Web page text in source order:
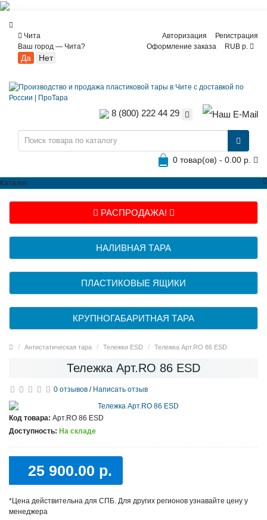
Чита
Ваш город — Чита?
Авторизация
Регистрация
Оформление заказа
RUB р.
8 (800) 222 44 29
0 товар(ов) - 0.00 р.
Каталог
РАСПРОДАЖА!
НАЛИВНАЯ ТАРА
ПЛАСТИКОВЫЕ ЯЩИКИ
КРУПНОГАБАРИТНАЯ ТАРА
Антистатическая тара Тележки ESD Тележка Арт.RO 86 ESD
Тележка Арт.RO 86 ESD
0 отзывов / Написать отзыв
Код товара: Арт.RO 86 ESD
Доступность: На складе
25 900.00 р.
*Цена действительна для СПБ. Для других регионов узнавайте цену у
менеджера